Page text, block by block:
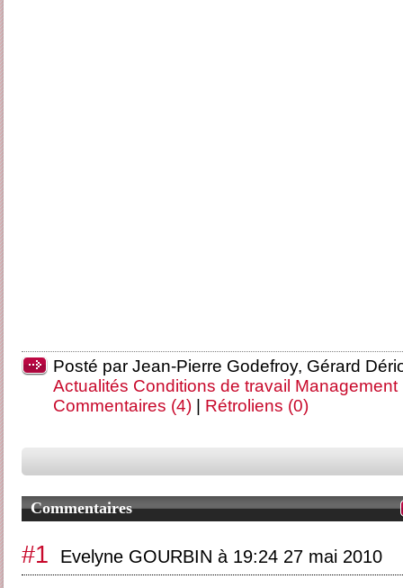
Posté par Jean-Pierre Godefroy, Gérard
Actualités Conditions de travail Management
Commentaires (4)
Rétroliens (0)
Commentaires
#1 Evelyne GOURBIN à 19:24 27 mai 2010